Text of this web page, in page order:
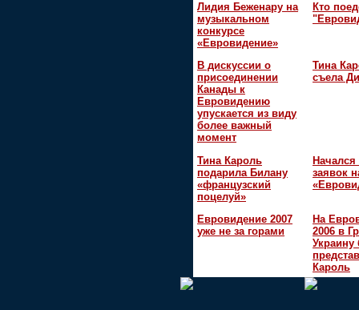
Лидия Беженару на
музыкальном
конкурсе
«Евровидение»
Кто
В дискуссии о
присоединении
Канады к
Евровидению
упускается из виду
более важный
момент
Тина
съела
Тина Кароль
подарила Билану
«французский
поцелуй»
заявок
Евровидение 2007
уже не за горами
На
2006 в
Украину
Кароль